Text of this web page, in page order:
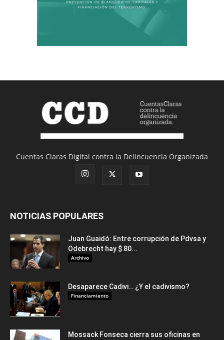
Cuentas Claras Digital contra la Delincuencia Organizada
NOTICIAS POPULARES
Juan Guaidó: Entre corrupción de Pdvsa y
Odebrecht hay $ 80...
Archivo
Desaparece Cadivi… ¿Y el cadivismo?
Financiamiento
Mossack Fonseca cierra sus oficinas en